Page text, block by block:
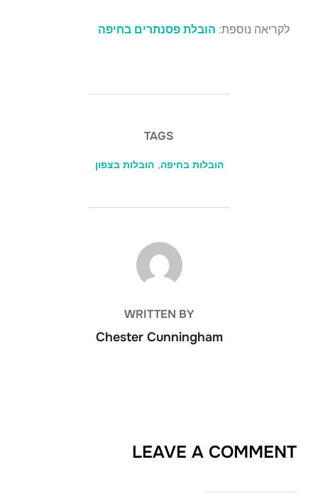
לקריאה נוספת: הובלת פסנתרים בחיפה
TAGS
הובלות בחיפה, הובלות בצפון
POST AUTHOR
WRITTEN BY
Chester Cunningham
LEAVE A COMMENT